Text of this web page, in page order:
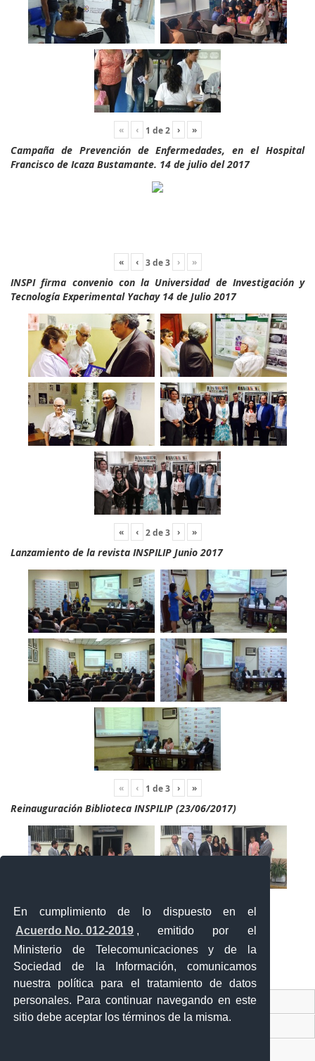
En cumplimiento de lo dispuesto en el
Acuerdo No. 012-2019 , emitido por el
Ministerio de Telecomunicaciones y de la
Sociedad de la Información, comunicamos
nuestra política para el tratamiento de datos
personales. Para continuar navegando en este
sitio debe aceptar los términos de la misma.
« ‹ 1 de2 › »
Campaña de Prevención de Enfermedades, en el Hospital
Francisco de Icaza Bustamante. 14 de julio del 2017
« ‹ 3de3 › »
INSPI firma convenio con la Universidad de Investigación y
Tecnología Experimental Yachay 14 de Julio 2017
« ‹ 2de3 › »
Lanzamiento de la revista INSPILIP Junio 2017
« ‹ 1 de3 › »
Reinauguración Biblioteca INSPILIP (23/06/2017)
Contacto Ciudadano Digital